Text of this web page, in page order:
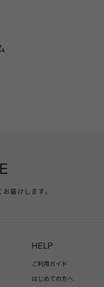
届けします。
HELP
ご利用ガイド
はじめての方へ